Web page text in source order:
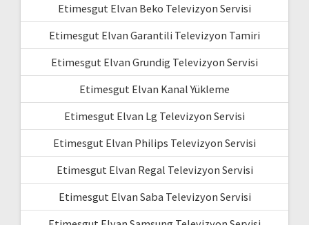
Etimesgut Elvan Beko Televizyon Servisi
Etimesgut Elvan Garantili Televizyon Tamiri
Etimesgut Elvan Grundig Televizyon Servisi
Etimesgut Elvan Kanal Yükleme
Etimesgut Elvan Lg Televizyon Servisi
Etimesgut Elvan Philips Televizyon Servisi
Etimesgut Elvan Regal Televizyon Servisi
Etimesgut Elvan Saba Televizyon Servisi